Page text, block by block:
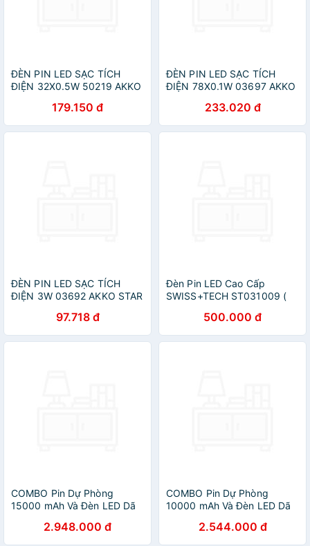
ĐÈN PIN LED SẠC TÍCH
ĐIỆN 32X0.5W 50219 AKKO
179.150 đ
ĐÈN PIN LED SẠC TÍCH
ĐIỆN 78X0.1W 03697 AKKO
233.020 đ
ĐÈN PIN LED SẠC TÍCH
ĐIỆN 3W 03692 AKKO STAR
97.718 đ
Đèn Pin LED Cao Cấp
SWISS+TECH ST031009 (
500.000 đ
COMBO Pin Dự Phòng
15000 mAh Và Đèn LED Dã
2.948.000 đ
COMBO Pin Dự Phòng
10000 mAh Và Đèn LED Dã
2.544.000 đ